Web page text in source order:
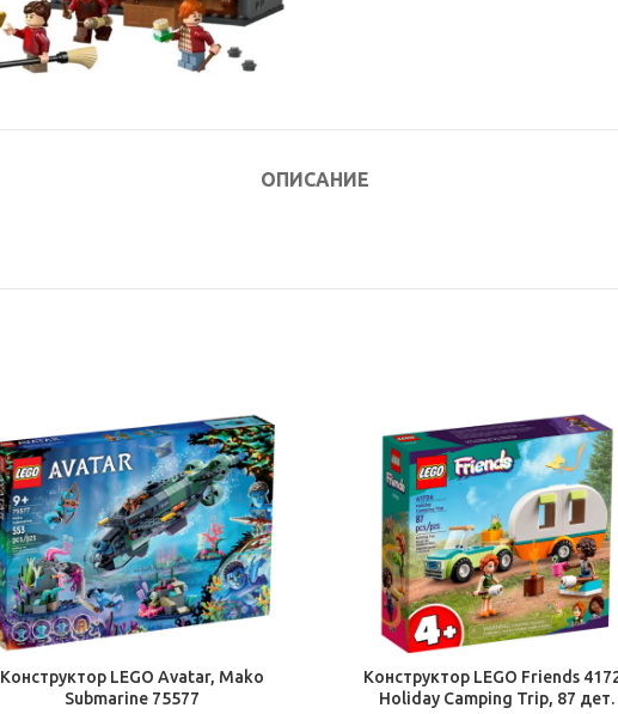
ОПИСАНИЕ
В КОРЗИНУ
Конструктор LEGO Avatar, Mako
Submarine 75577
В КОРЗИНУ
Конструктор LEGO Friends
Holiday Camping Trip, 87 дет.